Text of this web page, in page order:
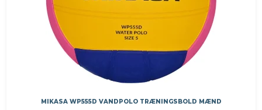
MIKASA WP555D VANDPOLO TRÆNINGSBOLD MÆND